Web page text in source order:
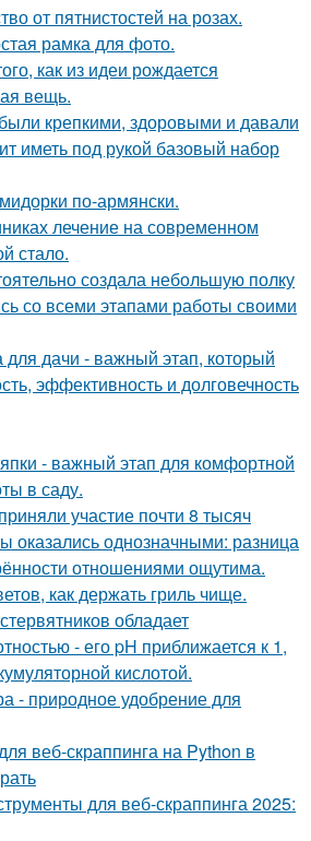
от пятнистостей на розах.
рамка для фото.
как из идеи рождается
вещь.
крепкими, здоровыми и давали
иметь под рукой базовый набор
по-армянски.
лечение на современном
стало.
создала небольшую полку
со всеми этапами работы своими
дачи - важный этап, который
эффективность и долговечность
- важный этап для комфортной
в саду.
участие почти 8 тысяч
оказались однозначными: разница
отношениями ощутима.
как держать гриль чище.
обладает
- его pH приближается к 1,
кислотой.
- природное удобрение для
веб-скраппинга на Python в
для веб-скраппинга 2025: